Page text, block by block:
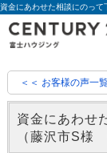
＜＜ お客様の声一
資金にあわせ
（藤沢市S様